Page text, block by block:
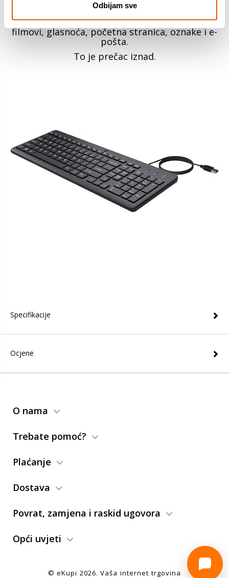
Odbijam sve
Uobičajene kontrole integrirane su u 12
kombinacija prečaca s tipkom Fn—glazba,
filmovi, glasnoća, početna stranica, oznake i e-
pošta.
To je prečac iznad.
Specifikacije
Ocjene
O nama
Trebate pomoć?
Plaćanje
Dostava
Povrat, zamjena i raskid ugovora
Opći uvjeti
© eKupi 2026. Vaša internet trgovina